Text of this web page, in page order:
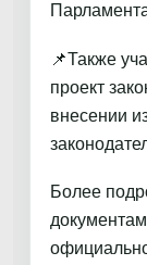
📌Также
проект
внесении
Более